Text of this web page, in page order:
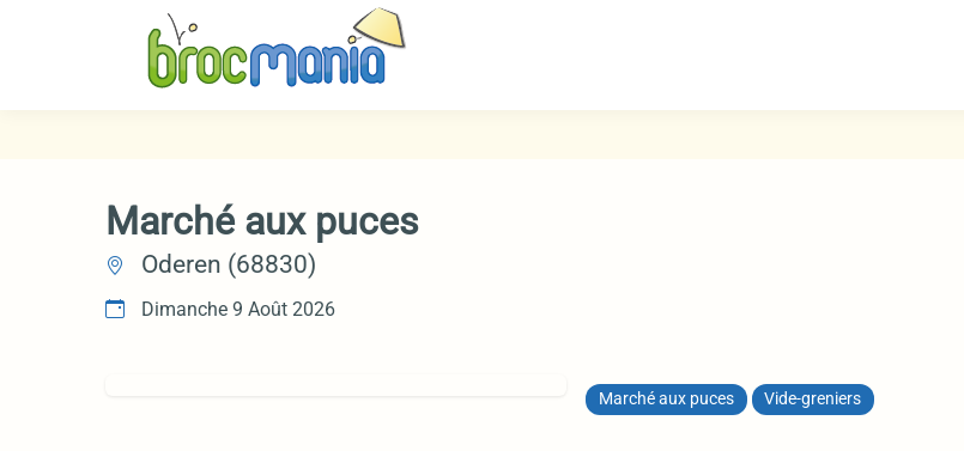
Marché aux puces
Oderen (68830)
Dimanche 9 Août 2026
Marché aux puces Vide-greniers